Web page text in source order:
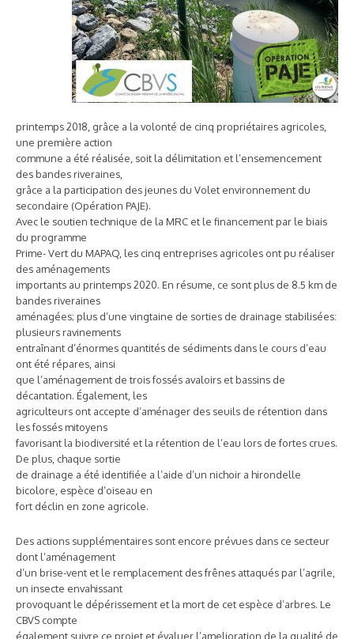
printemps 2018, grâce a la volonté de cinq propriétaires agricoles,
une première action
commune a été réalisée, soit la délimitation et l’ensemencement
des bandes riveraines,
grâce a la participation des jeunes du Volet environnement du
secondaire (Opération PAJE).
Avec le soutien technique de la MRC et le financement par le biais
du programme
Prime- Vert du MAPAQ, les cinq entreprises agricoles ont pu réaliser
des aménagements
importants au printemps 2020. En résume, ce sont plus de 8.5 km de
bandes riveraines
aménagées; plus d’une vingtaine de sorties de drainage stabilisées:
plusieurs ravinements
entraînant d’énormes quantités de sédiments dans le cours d’eau
ont été répares, ainsi
que l’aménagement de trois fossés avaloirs et bassins de
décantation. Également, les
agriculteurs ont accepte d’aménager des seuils de rétention dans
les fossés mitoyens
favorisant la biodiversité et la rétention de l’eau lors de fortes crues.
De plus, chaque sortie
de drainage a été identifiée a l’aide d’un nichoir a hirondelle
bicolore, espèce d’oiseau en
fort déclin en zone agricole.
Des actions supplémentaires sont encore prévues dans ce secteur
dont l’aménagement
d’un brise-vent et le remplacement des frênes attaqués par l’agrile,
un insecte envahissant
provoquant le dépérissement et la mort de cet espèce d’arbres. Le
CBVS compte
également suivre ce projet et évaluer l’amelioration de la qualité de